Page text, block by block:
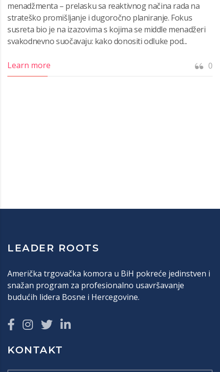
menadžmenta – prelasku sa reaktivnog načina rada na
strateško promišljanje i dugoročno planiranje. Fokus
susreta bio je na izazovima s kojima se middle menadžeri
svakodnevno suočavaju: kako donositi odluke pod...
Learn more 0
LEADER ROOTS
Američka trgovačka komora u BiH pokreće jedinstven i
snažan program za profesionalno usavršavanje
budućih lidera Bosne i Hercegovine.
KONTAKT